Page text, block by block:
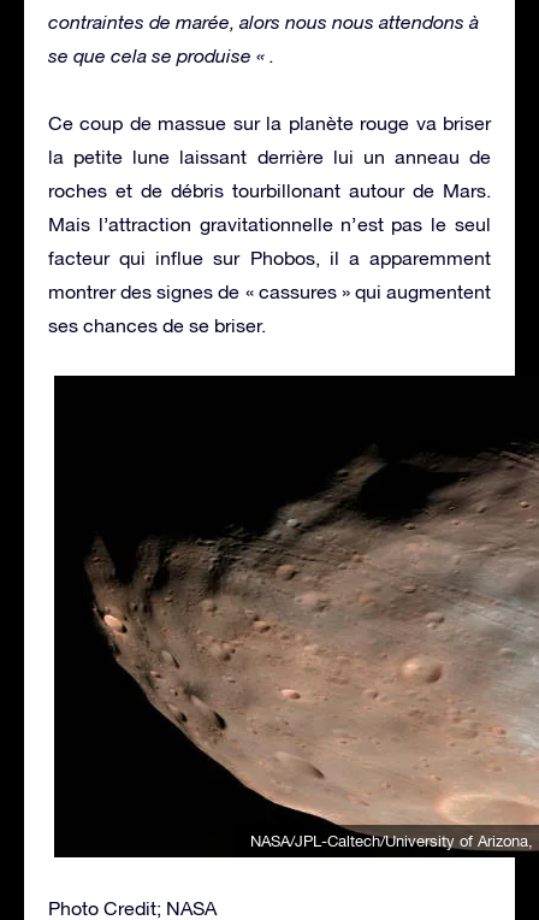
contraintes de marée, alors nous nous attendons à
se que cela se produise « .
Ce coup de massue sur la planète rouge va briser
la petite lune laissant derrière lui un anneau de
roches et de débris tourbillonant autour de Mars.
Mais l’attraction gravitationnelle n’est pas le seul
facteur qui influe sur Phobos, il a apparemment
montrer des signes de « cassures » qui augmentent
ses chances de se briser.
NASA/JPL-Caltech/University of Arizona
Photo Credit; NASA